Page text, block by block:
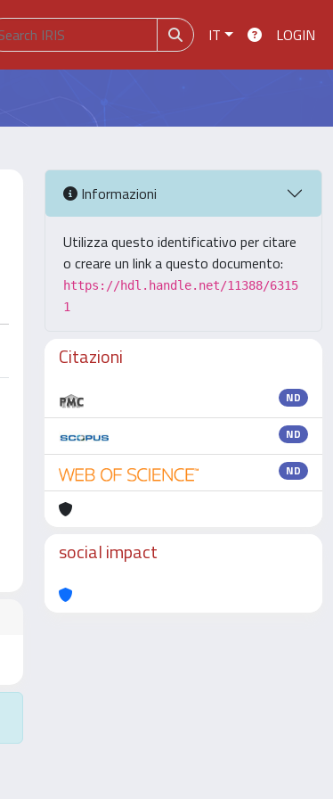
IT LOGIN
Informazioni
Utilizza questo identificativo per citare
o creare un link a questo documento:
https://hdl.handle.net/11388/6315
1
Citazioni
ND
ND
ND
social impact